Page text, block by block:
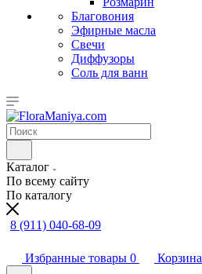
Благовония
Эфирные масла
Свечи
Диффузоры
Соль для ванн
Каталог
По всему сайту
По каталогу
8 (911) 040-68-09
Избранные товары 0 Корзина